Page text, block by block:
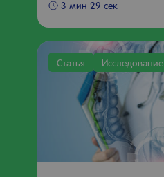
3 мин 29 сек
Статья Исследование